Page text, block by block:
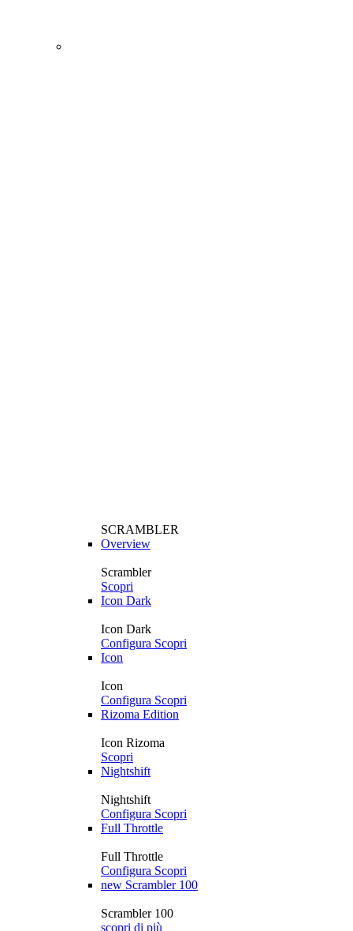
SCRAMBLER
Overview
Scrambler
Scopri
Icon Dark
Icon Dark
Configura Scopri
Icon
Icon
Configura Scopri
Rizoma Edition
Icon Rizoma
Scopri
Nightshift
Nightshift
Configura Scopri
Full Throttle
Full Throttle
Configura Scopri
new Scrambler 100
Scrambler 100
scopri di più